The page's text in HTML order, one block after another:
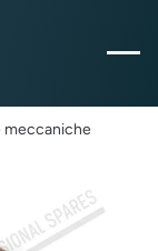
meccaniche